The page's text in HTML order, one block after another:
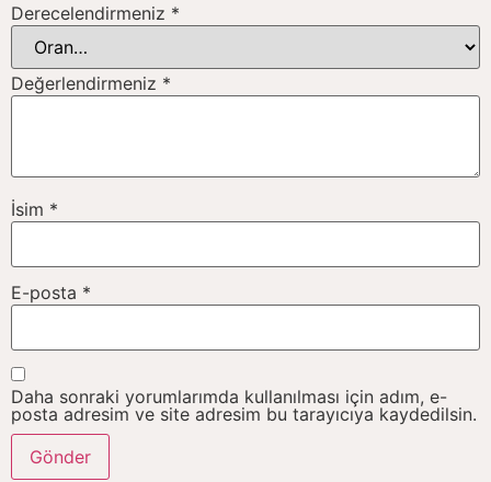
Derecelendirmeniz *
Değerlendirmeniz *
İsim *
E-posta *
Daha sonraki yorumlarımda kullanılması için adım, e-
posta adresim ve site adresim bu tarayıcıya kaydedilsin.